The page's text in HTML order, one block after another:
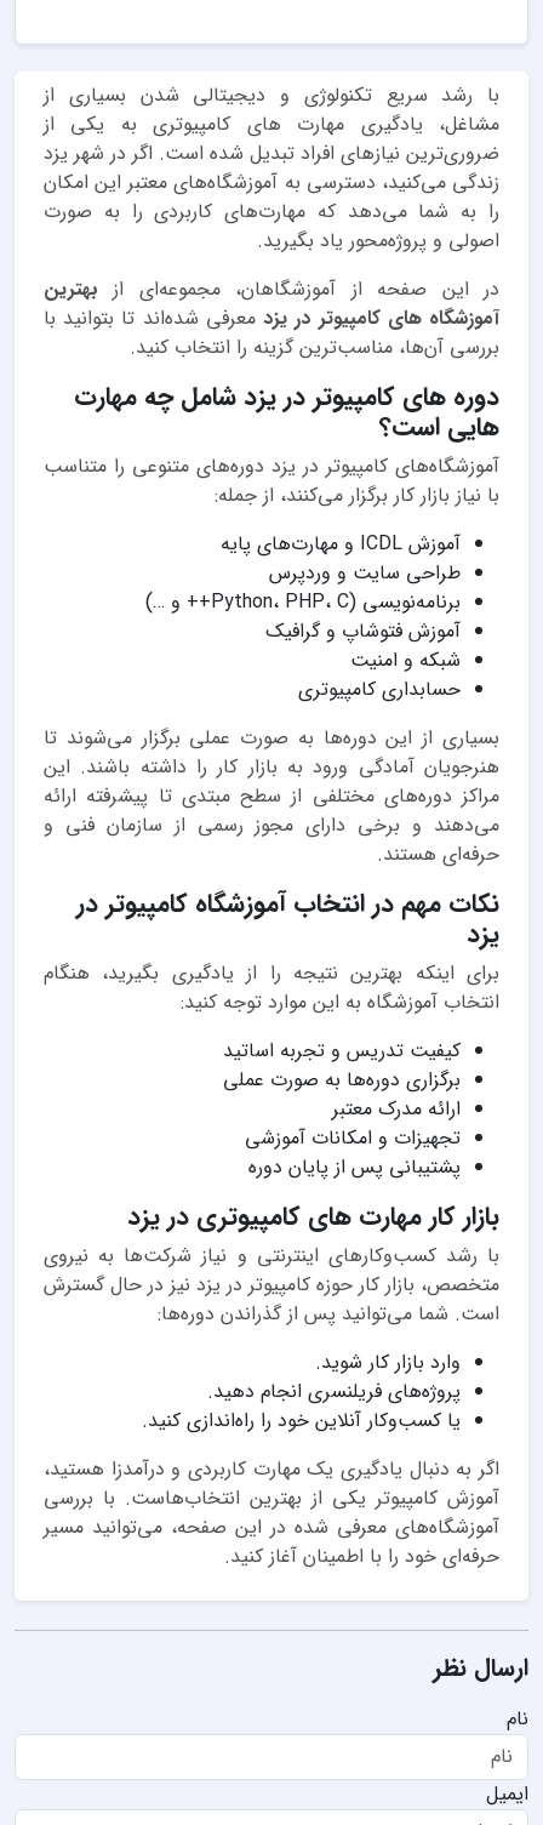
با رشد سریع تکنولوژی و دیجیتالی شدن بسیاری از
مشاغل، یادگیری مهارت های کامپیوتری به یکی از
ضروری‌ترین نیازهای افراد تبدیل شده است. اگر در شهر یزد
زندگی می‌کنید، دسترسی به آموزشگاه‌های معتبر این امکان
را به شما می‌دهد که مهارت‌های کاربردی را به صورت
اصولی و پروژه‌محور یاد بگیرید.
در این صفحه از آموزشگاهان، مجموعه‌ای از بهترین
آموزشگاه های کامپیوتر در یزدمعرفی شده‌اند تا بتوانید با
بررسی آن‌ها، مناسب‌ترین گزینه را انتخاب کنید.
دوره های کامپیوتر در یزد شامل چه مهارت
هایی است؟
آموزشگاه‌های کامپیوتر در یزد دوره‌های متنوعی را متناسب
با نیاز بازار کار برگزار می‌کنند، از جمله:
آموزش ICDL و مهارت‌های پایه
طراحی سایت و وردپرس
برنامه‌نویسی (Python، PHP، C++ و …)
آموزش فتوشاپ و گرافیک
شبکه و امنیت
حسابداری کامپیوتری
بسیاری از این دوره‌ها به صورت عملی برگزار می‌شوند تا
هنرجویان آمادگی ورود به بازار کار را داشته باشند. این
مراکز دوره‌های مختلفی از سطح مبتدی تا پیشرفته ارائه
می‌دهند و برخی دارای مجوز رسمی از سازمان فنی و
حرفه‌ای هستند.
نکات مهم در انتخاب آموزشگاه کامپیوتر در
یزد
برای اینکه بهترین نتیجه را از یادگیری بگیرید، هنگام
انتخاب آموزشگاه به این موارد توجه کنید:
کیفیت تدریس و تجربه اساتید
برگزاری دوره‌ها به صورت عملی
ارائه مدرک معتبر
تجهیزات و امکانات آموزشی
پشتیبانی پس از پایان دوره
بازار کار مهارت های کامپیوتری در یزد
با رشد کسب‌وکارهای اینترنتی و نیاز شرکت‌ها به نیروی
متخصص، بازار کار حوزه کامپیوتر در یزد نیز در حال گسترش
است. شما می‌توانید پس از گذراندن دوره‌ها:
وارد بازار کار شوید.
پروژه‌های فریلنسری انجام دهید.
یا کسب‌وکار آنلاین خود را راه‌اندازی کنید.
اگر به دنبال یادگیری یک مهارت کاربردی و درآمدزا هستید،
آموزش کامپیوتر یکی از بهترین انتخاب‌هاست. با بررسی
آموزشگاه‌های معرفی شده در این صفحه، می‌توانید مسیر
حرفه‌ای خود را با اطمینان آغاز کنید.
ارسال نظر
نام
ایمیل